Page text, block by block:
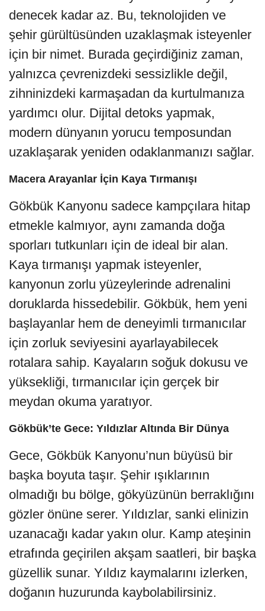
denecek kadar az. Bu, teknolojiden ve
şehir gürültüsünden uzaklaşmak isteyenler
için bir nimet. Burada geçirdiğiniz zaman,
yalnızca çevrenizdeki sessizlikle değil,
zihninizdeki karmaşadan da kurtulmanıza
yardımcı olur. Dijital detoks yapmak,
modern dünyanın yorucu temposundan
uzaklaşarak yeniden odaklanmanızı sağlar.
Macera Arayanlar İçin Kaya Tırmanışı
Gökbük Kanyonu sadece kampçılara hitap
etmekle kalmıyor, aynı zamanda doğa
sporları tutkunları için de ideal bir alan.
Kaya tırmanışı yapmak isteyenler,
kanyonun zorlu yüzeylerinde adrenalini
doruklarda hissedebilir. Gökbük, hem yeni
başlayanlar hem de deneyimli tırmanıcılar
için zorluk seviyesini ayarlayabilecek
rotalara sahip. Kayaların soğuk dokusu ve
yüksekliği, tırmanıcılar için gerçek bir
meydan okuma yaratıyor.
Gökbük’te Gece: Yıldızlar Altında Bir Dünya
Gece, Gökbük Kanyonu’nun büyüsü bir
başka boyuta taşır. Şehir ışıklarının
olmadığı bu bölge, gökyüzünün berraklığını
gözler önüne serer. Yıldızlar, sanki elinizin
uzanacağı kadar yakın olur. Kamp ateşinin
etrafında geçirilen akşam saatleri, bir başka
güzellik sunar. Yıldız kaymalarını izlerken,
doğanın huzurunda kaybolabilirsiniz.